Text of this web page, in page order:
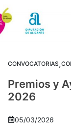
CONVOCATORIAS,
Premios y
2026
05/03/2026